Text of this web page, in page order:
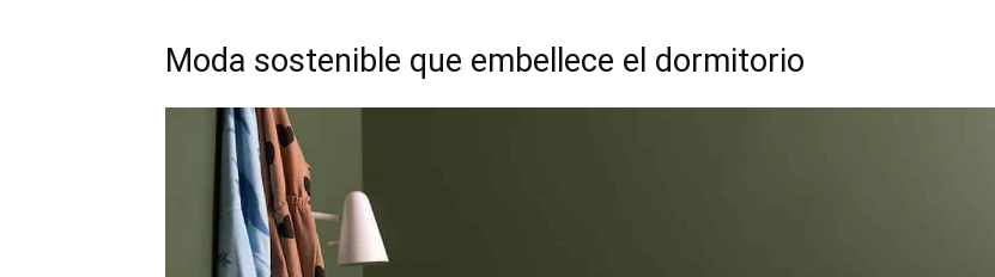
Moda sostenible que embellece el dormitorio